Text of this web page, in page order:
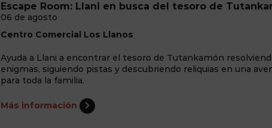
Escape Room: Llani en busca del tesoro de
06 de agosto
Centro Comercial Los Llanos
Ayuda a Llani a encontrar el tesoro de Tutankamón
enigmas, siguiendo pistas y descubriendo reliquias en una
para toda la familia.
Más información